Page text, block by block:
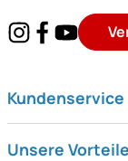
Kundenservice
Unsere Vorteile